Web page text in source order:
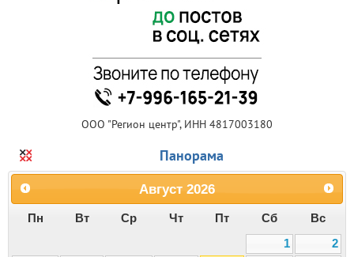
ООО "Регион центр", ИНН 4817003180
Панорама
Август 2026
Пн Вт Ср Чт Пт Сб
Вс
1
2